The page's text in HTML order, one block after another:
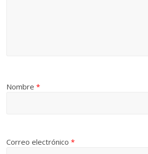
Nombre*
Correo electrónico*